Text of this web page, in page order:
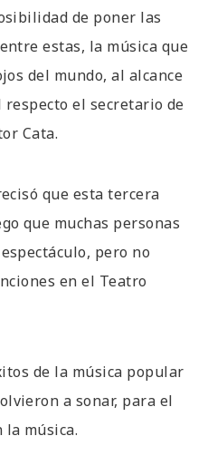
de poner las
estas, la música que
del mundo, al alcance
respecto el secretario de
Cata.
que esta tercera
que muchas personas
pero no
en el Teatro
de la música popular
a sonar, para el
la música.